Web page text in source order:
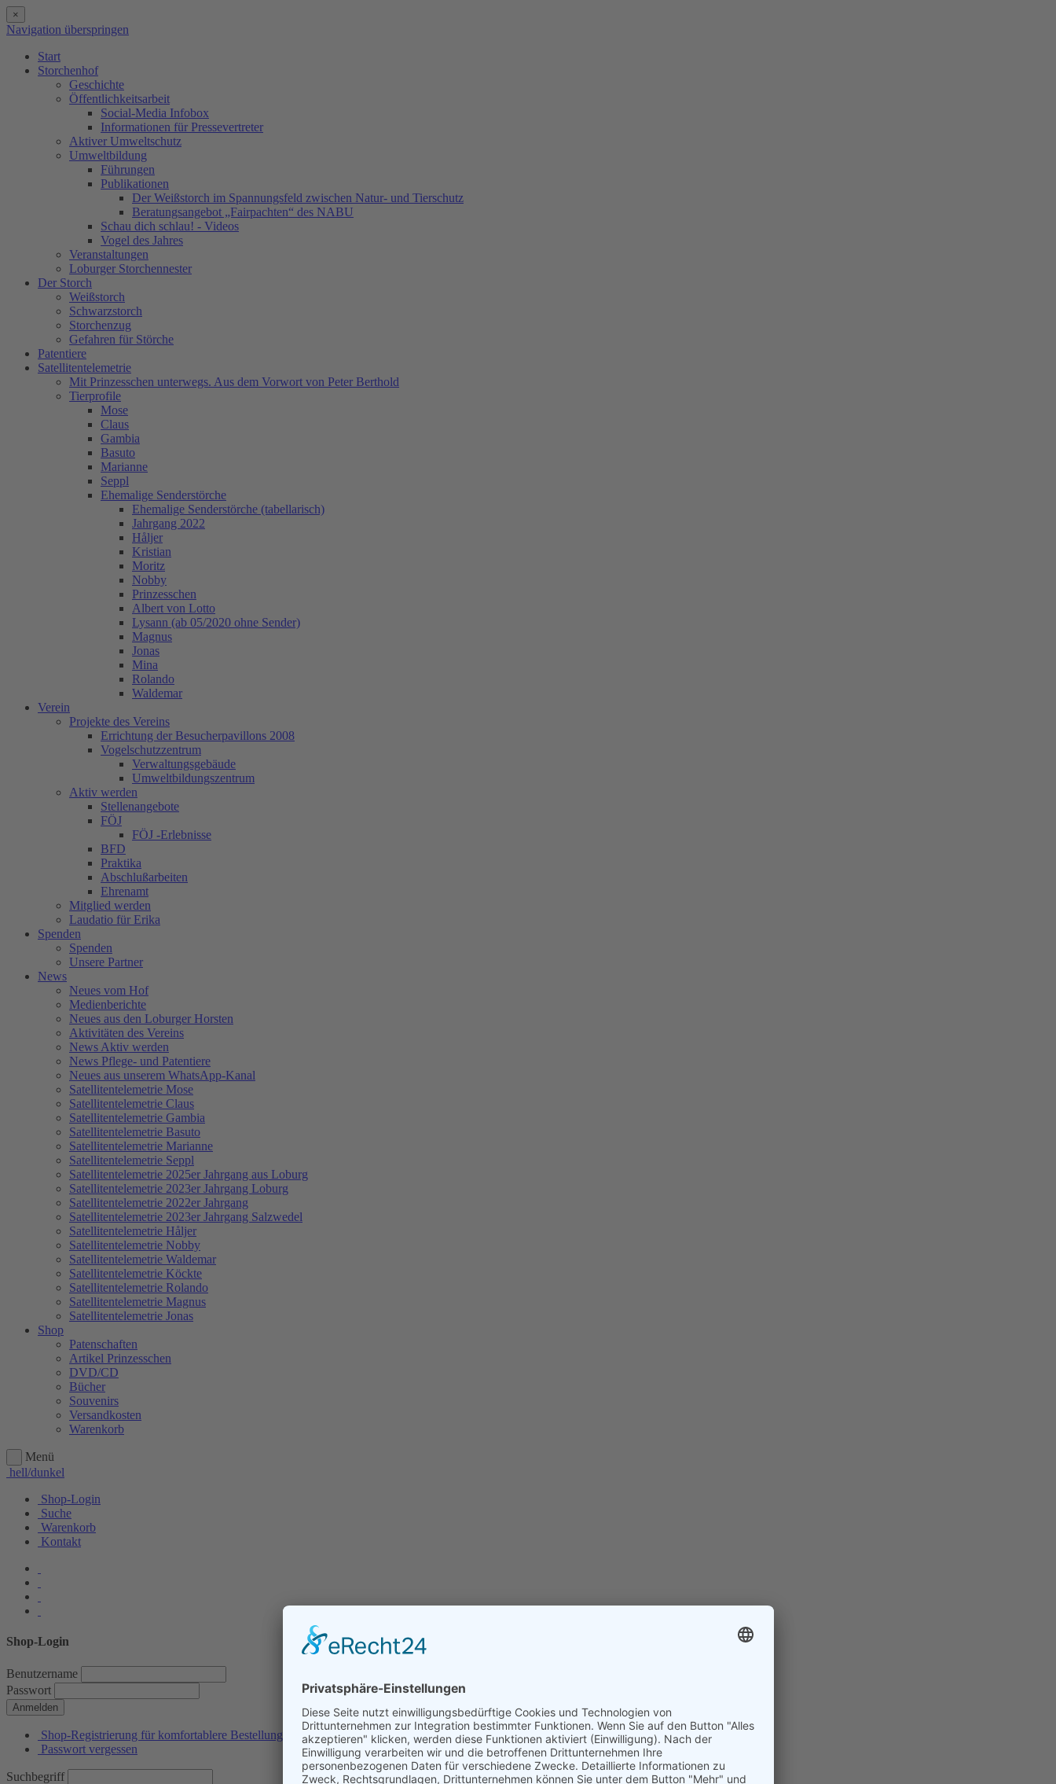
×
Navigation überspringen
Start
Storchenhof
Geschichte
Öffentlichkeitsarbeit
Social-Media Infobox
Informationen für Pressevertreter
Aktiver Umweltschutz
Umweltbildung
Führungen
Publikationen
Der Weißstorch im Spannungsfeld zwischen Natur- und Tierschutz
Beratungsangebot „Fairpachten“ des NABU
Schau dich schlau! - Videos
Vogel des Jahres
Veranstaltungen
Loburger Storchennester
Der Storch
Weißstorch
Schwarzstorch
Storchenzug
Gefahren für Störche
Patentiere
Satellitentelemetrie
Mit Prinzesschen unterwegs. Aus dem Vorwort von Peter Berthold
Tierprofile
Mose
Claus
Gambia
Basuto
Marianne
Seppl
Ehemalige Senderstörche
Ehemalige Senderstörche (tabellarisch)
Jahrgang 2022
Håljer
Kristian
Moritz
Nobby
Prinzesschen
Albert von Lotto
Lysann (ab 05/2020 ohne Sender)
Magnus
Jonas
Mina
Rolando
Waldemar
Verein
Projekte des Vereins
Errichtung der Besucherpavillons 2008
Vogelschutzzentrum
Verwaltungsgebäude
Umweltbildungszentrum
Aktiv werden
Stellenangebote
FÖJ
FÖJ -Erlebnisse
BFD
Praktika
Abschlußarbeiten
Ehrenamt
Mitglied werden
Laudatio für Erika
Spenden
Spenden
Unsere Partner
News
Neues vom Hof
Medienberichte
Neues aus den Loburger Horsten
Aktivitäten des Vereins
News Aktiv werden
News Pflege- und Patentiere
Neues aus unserem WhatsApp-Kanal
Satellitentelemetrie Mose
Satellitentelemetrie Claus
Satellitentelemetrie Gambia
Satellitentelemetrie Basuto
Satellitentelemetrie Marianne
Satellitentelemetrie Seppl
Satellitentelemetrie 2025er Jahrgang aus Loburg
Satellitentelemetrie 2023er Jahrgang Loburg
Satellitentelemetrie 2022er Jahrgang
Satellitentelemetrie 2023er Jahrgang Salzwedel
Satellitentelemetrie Håljer
Satellitentelemetrie Nobby
Satellitentelemetrie Waldemar
Satellitentelemetrie Köckte
Satellitentelemetrie Rolando
Satellitentelemetrie Magnus
Satellitentelemetrie Jonas
Shop
Patenschaften
Artikel Prinzesschen
DVD/CD
Bücher
Souvenirs
Versandkosten
Warenkorb
Menü
hell/dunkel
Shop-Login
Suche
Warenkorb
Kontakt
Shop-Login
Benutzername
Passwort
Anmelden
Shop-Registrierung für komfortablere Bestellungen
Passwort vergessen
Suchbegriff